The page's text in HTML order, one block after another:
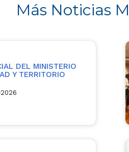
Más Noticias
DEL MINISTERIO
Y TERRITORIO